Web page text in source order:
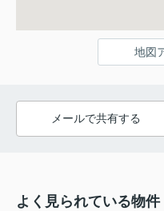
地図
メールで共有する
よく見られている物件